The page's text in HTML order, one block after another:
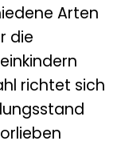
Arten
die
richtet sich